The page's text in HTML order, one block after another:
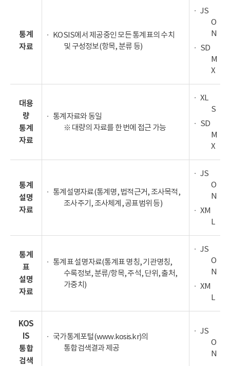
통계
자료
KOSIS에서 제공중인 모든 통계표의 수치
및 구성정보(항목, 분류 등)
JS
O
N
SD
M
X
대용
량
통계
자료
통계자료와 동일
※ 대량의 자료를 한 번에 접근 가능
XL
S
SD
M
X
통계
설명
자료
통계설명자료(통계명, 법적근거, 조사목적,
조사주기, 조사체계, 공표범위 등)
JS
O
N
XM
L
통계
표
설명
자료
통계표 설명자료(통계표 명칭, 기관명칭,
수록정보, 분류/항목, 주석, 단위, 출처,
가중치)
JS
O
N
XM
L
KOS
IS
통합
검색
국가통계포털(www.kosis.kr)의
통합검색결과 제공
JS
O
N